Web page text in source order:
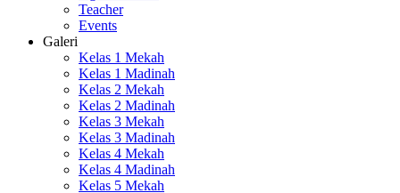
Teacher
Events
Galeri
Kelas 1 Mekah
Kelas 1 Madinah
Kelas 2 Mekah
Kelas 2 Madinah
Kelas 3 Mekah
Kelas 3 Madinah
Kelas 4 Mekah
Kelas 4 Madinah
Kelas 5 Mekah